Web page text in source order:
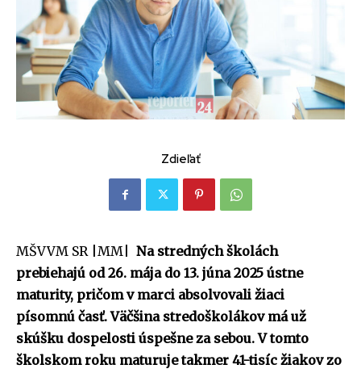
Zdieľať
MŠVVM SR |MM| Na stredných školách
prebiehajú od 26. mája do 13. júna 2025 ústne
maturity, pričom v marci absolvovali žiaci
písomnú časť. Väčšina stredoškolákov má už
skúšku dospelosti úspešne za sebou. V tomto
školskom roku maturuje takmer 41-tisíc žiakov zo